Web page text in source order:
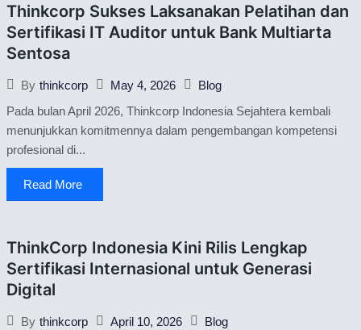
Thinkcorp Sukses Laksanakan Pelatihan dan
Sertifikasi IT Auditor untuk Bank Multiarta
Sentosa
By thinkcorp May 4, 2026
Blog
Pada bulan April 2026, Thinkcorp Indonesia Sejahtera kembali
menunjukkan komitmennya dalam pengembangan kompetensi
profesional di...
Read More
ThinkCorp Indonesia Kini Rilis Lengkap
Sertifikasi Internasional untuk Generasi
Digital
By thinkcorp April 10, 2026
Blog